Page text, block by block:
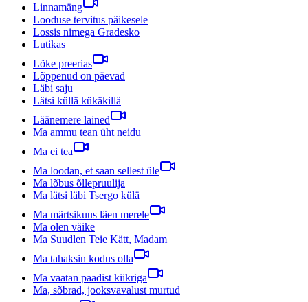
Linnamäng
Looduse tervitus päikesele
Lossis nimega Gradesko
Lutikas
Lõke preerias
Lõppenud on päevad
Läbi saju
Lätsi küllä kükäkillä
Läänemere lained
Ma ammu tean üht neidu
Ma ei tea
Ma loodan, et saan sellest üle
Ma lõbus õllepruulija
Ma lätsi läbi Tsergo külä
Ma märtsikuus läen merele
Ma olen väike
Ma Suudlen Teie Kätt, Madam
Ma tahaksin kodus olla
Ma vaatan paadist kiikriga
Ma, sõbrad, jooksvavalust murtud